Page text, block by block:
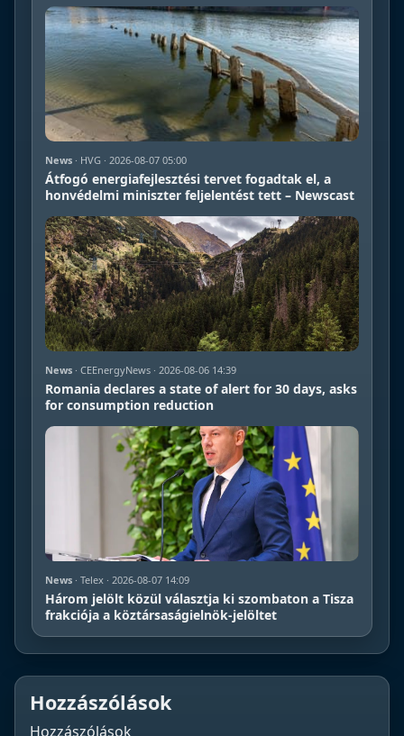
News · HVG · 2026-08-07 05:00
Átfogó energiafejlesztési tervet fogadtak el, a
honvédelmi miniszter feljelentést tett – Newscast
News · CEEnergyNews · 2026-08-06 14:39
Romania declares a state of alert for 30 days, asks
for consumption reduction
News · Telex · 2026-08-07 14:09
Három jelölt közül választja ki szombaton a Tisza
frakciója a köztársaságielnök-jelöltet
Hozzászólások
Hozzászólások